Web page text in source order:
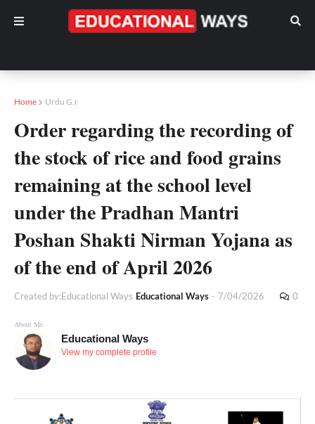
Home Urdu G.r
Order regarding the recording of
the stock of rice and food grains
remaining at the school level
under the Pradhan Mantri
Poshan Shakti Nirman Yojana as
of the end of April 2026
Created by:Educational Ways Educational Ways - 7/04/2026 0
About Me
Educational Ways
View my complete profile